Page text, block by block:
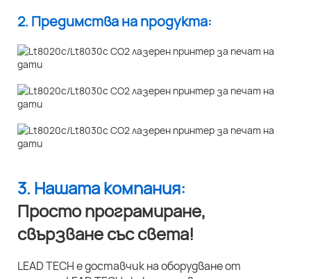
2. Предимства на продукта:
3. Нашата компания:
Просто програмиране,
свързване със света!
LEAD TECH е доставчик на оборудване от